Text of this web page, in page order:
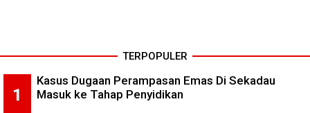
TERPOPULER
Kasus Dugaan Perampasan Emas Di Sekadau
Masuk ke Tahap Penyidikan